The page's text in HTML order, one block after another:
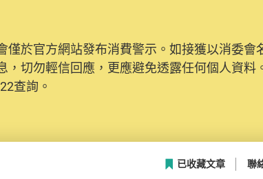
僅於官方網站發布消費警示。如接獲以消委會
，切勿輕信回應，更應避免透露任何個人資料
查詢。
已收藏文章 聯